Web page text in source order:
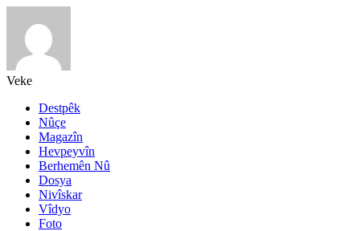
Veke
Destpêk
Nûçe
Magazîn
Hevpeyvîn
Berhemên Nû
Dosya
Nivîskar
Vîdyo
Foto